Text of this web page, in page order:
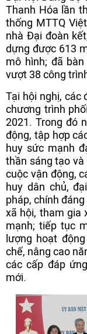
Thanh Hóa lần
thống MTTQ
nhà Đại đoàn
dựng được 613
mô hình; đã
vượt 38 công
Tại hội nghị, các
chương trình
2021. Trong đó
động, tập hợp
huy sức mạnh
thần sáng tạo
cuộc vận động,
huy dân chủ,
pháp, chính
xã hội, tham gia
mạnh; tiếp tục
lượng hoạt
chế, nâng cao
các cấp đáp
mới.